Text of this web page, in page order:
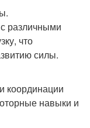
различными
что
силы.
координации
навыки и